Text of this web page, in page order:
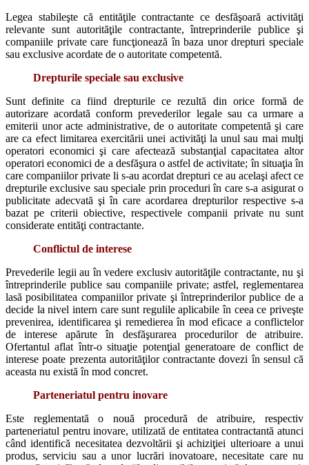
Legea stabileşte că entităţile contractante ce desfăşoară activităţi
relevante sunt autorităţile contractante, întreprinderile publice şi
companiile private care funcţionează în baza unor drepturi speciale
sau exclusive acordate de o autoritate competentă.
Drepturile speciale sau exclusive
Sunt definite ca fiind drepturile ce rezultă din orice formă de
autorizare acordată conform prevederilor legale sau ca urmare a
emiterii unor acte administrative, de o autoritate competentă şi care
are ca efect limitarea exercitării unei activităţi la unul sau mai mulţi
operatori economici şi care afectează substanţial capacitatea altor
operatori economici de a desfăşura o astfel de activitate; în situaţia în
care companiilor private li s-au acordat drepturi ce au acelaşi afect ce
drepturile exclusive sau speciale prin proceduri în care s-a asigurat o
publicitate adecvată şi în care acordarea drepturilor respective s-a
bazat pe criterii obiective, respectivele companii private nu sunt
considerate entităţi contractante.
Conflictul de interese
Prevederile legii au în vedere exclusiv autorităţile contractante, nu şi
întreprinderile publice sau companiile private; astfel, reglementarea
lasă posibilitatea companiilor private şi întreprinderilor publice de a
decide la nivel intern care sunt regulile aplicabile în ceea ce priveşte
prevenirea, identificarea şi remedierea în mod eficace a conflictelor
de interese apărute în desfăşurarea procedurilor de atribuire.
Ofertantul aflat într-o situaţie potenţial generatoare de conflict de
interese poate prezenta autorităţilor contractante dovezi în sensul că
aceasta nu există în mod concret.
Parteneriatul pentru inovare
Este reglementată o nouă procedură de atribuire, respectiv
parteneriatul pentru inovare, utilizată de entitatea contractantă atunci
când identifică necesitatea dezvoltării şi achiziţiei ulterioare a unui
produs, serviciu sau a unor lucrări inovatoare, necesitate care nu